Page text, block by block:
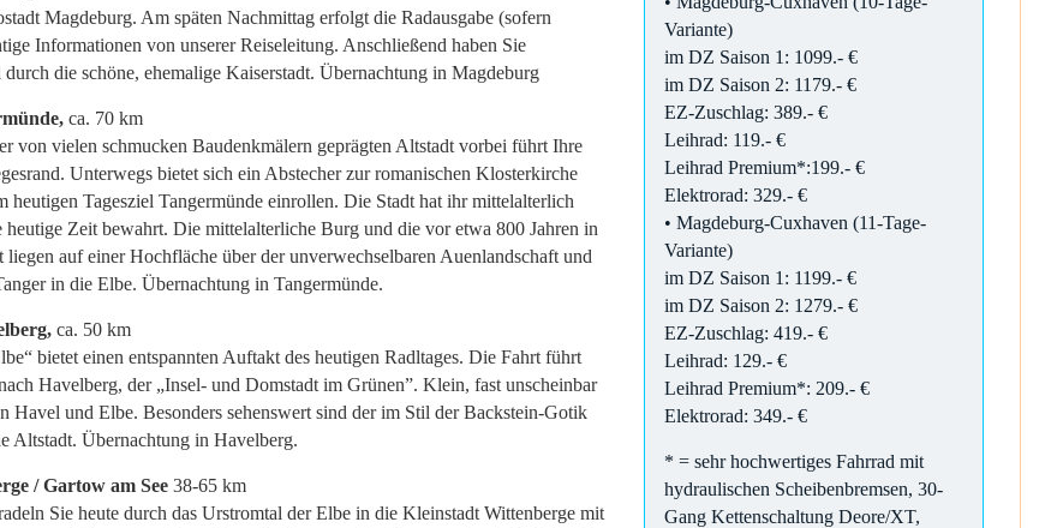
Magdeburg. Am späten Nachmittag erfolgt die Radausgabe (sofern
Informationen von unserer Reiseleitung. Anschließend haben Sie
die schöne, ehemalige Kaiserstadt. Übernachtung in Magdeburg
ca. 70 km
von vielen schmucken Baudenkmälern geprägten Altstadt vorbei führt Ihre
Unterwegs bietet sich ein Abstecher zur romanischen Klosterkirche
heutigen Tagesziel Tangermünde einrollen. Die Stadt hat ihr mittelalterlich
heutige Zeit bewahrt. Die mittelalterliche Burg und die vor etwa 800 Jahren in
liegen auf einer Hochfläche über der unverwechselbaren Auenlandschaft und
in die Elbe. Übernachtung in Tangermünde.
ca. 50 km
bietet einen entspannten Auftakt des heutigen Radltages. Die Fahrt führt
Havelberg, der „Insel- und Domstadt im Grünen”. Klein, fast unscheinbar
Havel und Elbe. Besonders sehenswert sind der im Stil der Backstein-Gotik
Altstadt. Übernachtung in Havelberg.
/ Gartow am See38-65 km
Sie heute durch das Urstromtal der Elbe in die Kleinstadt Wittenberge mit
Variante)
im DZ Saison 1: 1099.- €
im DZ Saison 2: 1179.- €
EZ-Zuschlag: 389.- €
Leihrad: 119.- €
Leihrad Premium*:199.- €
Elektrorad: 329.- €
• Magdeburg-Cuxhaven (11-Tage-
Variante)
im DZ Saison 1: 1199.- €
im DZ Saison 2: 1279.- €
EZ-Zuschlag: 419.- €
Leihrad: 129.- €
Leihrad Premium*: 209.- €
Elektrorad: 349.- €
* = sehr hochwertiges Fahrrad mit
hydraulischen Scheibenbremsen, 30-
Gang Kettenschaltung Deore/XT,